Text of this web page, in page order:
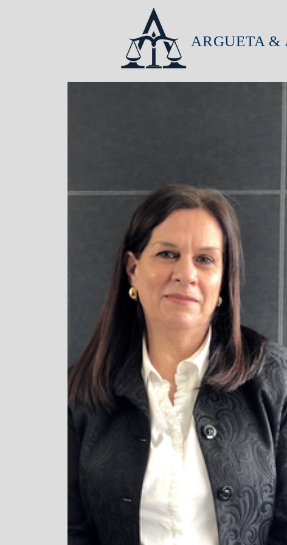
ARGUETA &